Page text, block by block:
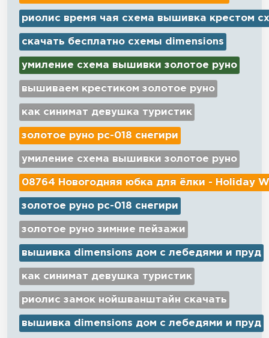
риолис время чая схема вышивка крестом
скачать бесплатно схемы dimensions
умиление схема вышивки золотое руно
вышиваем крестиком золотое руно
как синимат девушка туристик
золотое руно рс-018 снегири
умиление схема вышивки золотое руно
08764 Новогодняя юбка для ёлки - Holiday
золотое руно рс-018 снегири
золотое руно зимние пейзажи
вышивка dimensions дом с лебедями и пруд
как синимат девушка туристик
риолис замок нойшванштайн скачать
вышивка dimensions дом с лебедями и пруд